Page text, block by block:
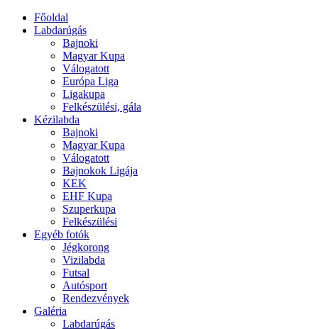
Főoldal
Labdarúgás
Bajnoki
Magyar Kupa
Válogatott
Európa Liga
Ligakupa
Felkészülési, gála
Kézilabda
Bajnoki
Magyar Kupa
Válogatott
Bajnokok Ligája
KEK
EHF Kupa
Szuperkupa
Felkészülési
Egyéb fotók
Jégkorong
Vizilabda
Futsal
Autósport
Rendezvények
Galéria
Labdarúgás